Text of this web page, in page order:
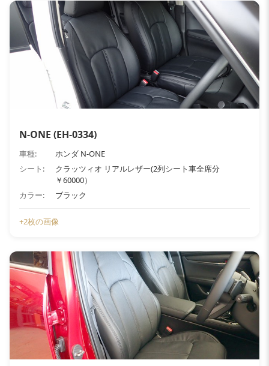
N-ONE (EH-0334)
車種:
ホンダ N-ONE
シート:
クラッツィオ リアルレザー(2列シート車全席分
￥60000）
カラー:
ブラック
+2枚の画像